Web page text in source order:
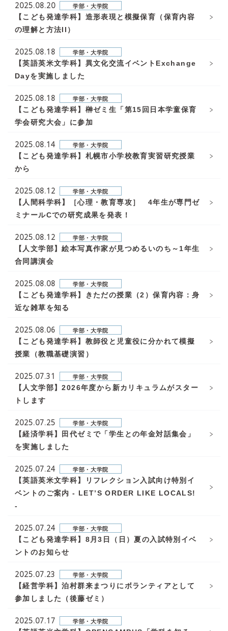
2025.08.20 学部・大学院
【こども発達学科】造形表現と模擬保育（保育内容
の理解と方法II）
2025.08.18 学部・大学院
【英語英米文学科】異文化交流イベントExchange
Dayを実施しました
2025.08.18 学部・大学院
【こども発達学科】榊ゼミ生「第15回日本学童保育
学会研究大会」に参加
2025.08.14 学部・大学院
【こども発達学科】札幌市小学校教育実習研究授業
から
2025.08.12 学部・大学院
【人間科学科】［心理・教育専攻］ 4年生が専門ゼ
ミナールCでの研究成果を発表！
2025.08.12 学部・大学院
【人文学部】絵本写真作家が見つめるいのち～1年生
合同講演会
2025.08.08 学部・大学院
【こども発達学科】きただの授業（2）保育内容：身
近な雑草を知る
2025.08.06 学部・大学院
【こども発達学科】教師役と児童役に分かれて模擬
授業（教職基礎演習）
2025.07.31 学部・大学院
【人文学部】2026年度から新カリキュラムがスター
トします
2025.07.25 学部・大学院
【経済学科】田代ゼミで「学生との年金対話集会」
を実施しました
2025.07.24 学部・大学院
【英語英米文学科】リフレクション入試向け特別イ
ベントのご案内 - LET’S ORDER LIKE LOCALS!
-
2025.07.24 学部・大学院
【こども発達学科】8月3日（日）夏の入試特別イベ
ントのお知らせ
2025.07.23 学部・大学院
【経営学科】泊村群来まつりにボランティアとして
参加しました（後藤ゼミ）
2025.07.17 学部・大学院